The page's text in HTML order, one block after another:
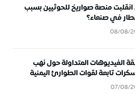
منصة صواريخ للحوثيين بسبب
في صنعاء؟
08/08/
الفيديوهات المتداولة حول نهب
تابعة لقوات الطوارئ اليمنية
07/08/